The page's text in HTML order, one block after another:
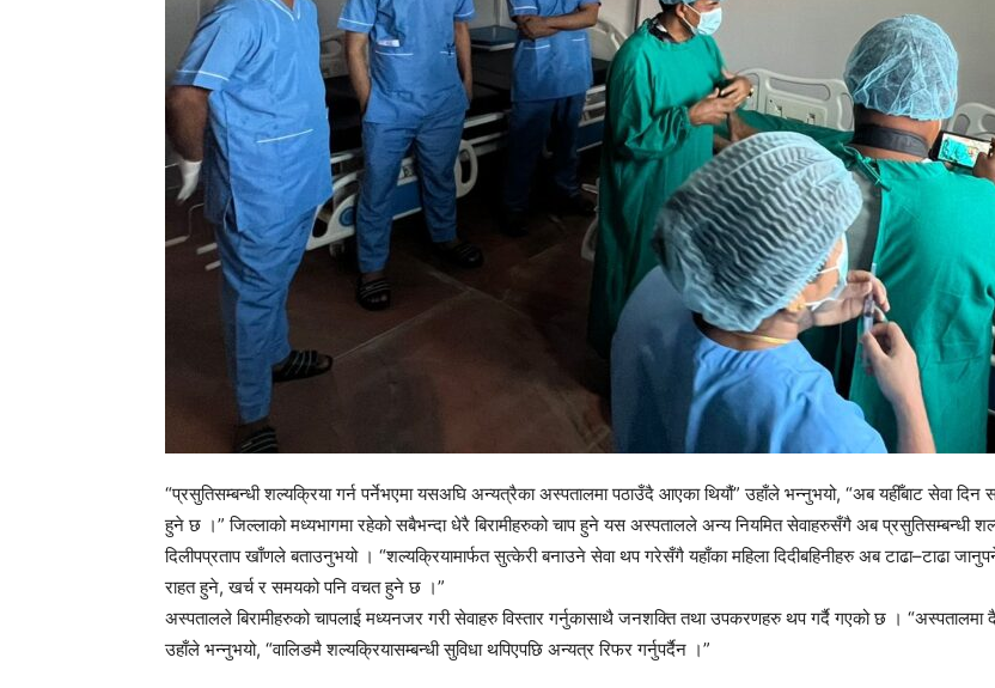
“प्रसुतिसम्बन्धी शल्यक्रिया गर्न पर्नेभएमा यसअघि अन्यत्रैका अस्पतालमा पठाउँदै आएका थियौं” उहाँले भन्नुभयो, “अब यहीँबाट सेवा
हुने छ ।” जिल्लाको मध्यभागमा रहेको सबैभन्दा धेरै बिरामीहरुको चाप हुने यस अस्पतालले अन्य नियमित सेवाहरुसँगै अब प्रसुतिसम्बन्धी
दिलीपप्रताप खाँणले बताउनुभयो । “शल्यक्रियामार्फत सुत्केरी बनाउने सेवा थप गरेसँगै यहाँका महिला दिदीबहिनीहरु अब टाढा–टाढा
राहत हुने, खर्च र समयको पनि वचत हुने छ ।”
अस्पतालले बिरामीहरुको चापलाई मध्यनजर गरी सेवाहरु विस्तार गर्नुकासाथै जनशक्ति तथा उपकरणहरु थप गर्दै गएको छ ।
उहाँले भन्नुभयो, “वालिङमै शल्यक्रियासम्बन्धी सुविधा थपिएपछि अन्यत्र रिफर गर्नुपर्दैन ।”